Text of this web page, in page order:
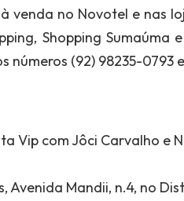
venda no Novotel e nas
Shopping
(92) 98235-0793 e
Vip com Jôci Carvalho e
Avenida Mandii, n.4, no